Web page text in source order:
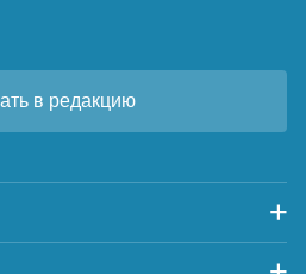
в редакцию